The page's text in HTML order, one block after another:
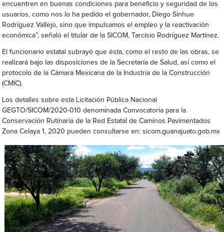
encuentren en buenas condiciones para beneficio y seguridad de los
usuarios, como nos lo ha pedido el gobernador, Diego Sinhue
Rodríguez Vallejo, sino que impulsamos el empleo y la reactivación
económica”, señaló el titular de la SICOM, Tarcisio Rodríguez Martínez.
El funcionario estatal subrayó que ésta, como el resto de las obras, se
realizará bajo las disposiciones de la Secretaría de Salud, así como el
protocolo de la Cámara Mexicana de la Industria de la Construcción
(CMIC).
Los detalles sobre esta Licitación Pública Nacional
GEGTO/SICOM/2020-010 denominada Convocatoria para la
Conservación Rutinaria de la Red Estatal de Caminos Pavimentados
Zona Celaya 1, 2020 pueden consultarse en: sicom.guanajuato.gob.mx